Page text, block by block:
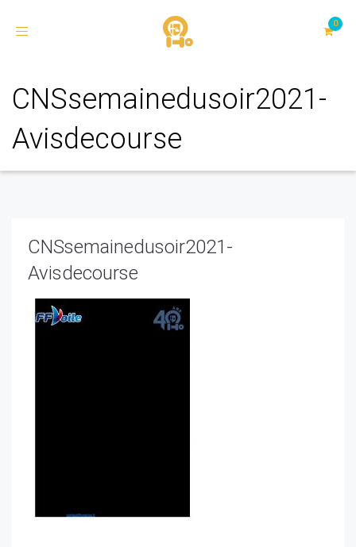
Toggle
CNSsemainedusoir2021-
Avisdecourse
CNSsemainedusoir2021-
Avisdecourse